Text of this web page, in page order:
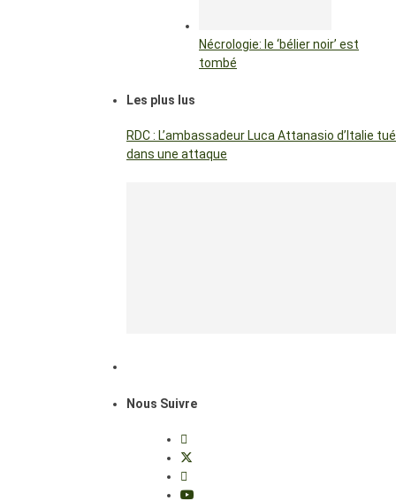
Nécrologie: le ‘bélier noir’ est
tombé
Les plus lus
RDC : L’ambassadeur Luca Attanasio d’Italie tué
dans une attaque
Nous Suivre